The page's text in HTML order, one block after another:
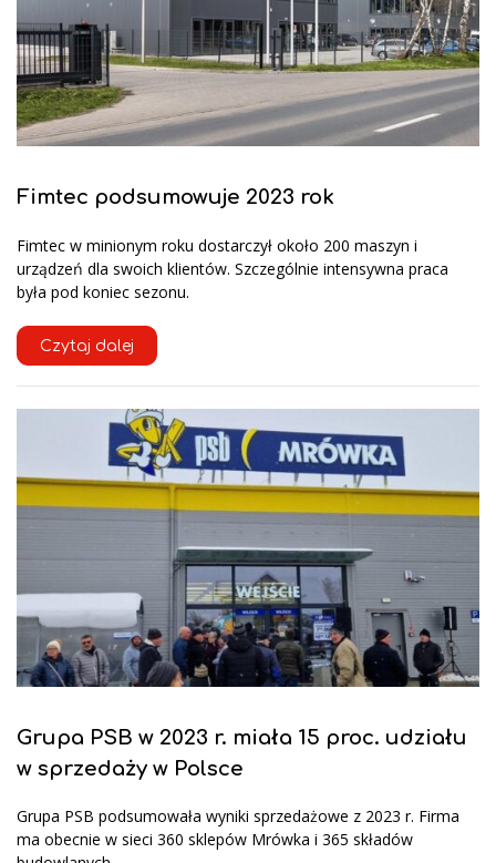
Fimtec podsumowuje 2023 rok
Fimtec w minionym roku dostarczył około 200 maszyn i
urządzeń dla swoich klientów. Szczególnie intensywna praca
była pod koniec sezonu.
Czytaj dalej
Grupa PSB w 2023 r. miała 15 proc. udziału
w sprzedaży w Polsce
Grupa PSB podsumowała wyniki sprzedażowe z 2023 r. Firma
ma obecnie w sieci 360 sklepów Mrówka i 365 składów